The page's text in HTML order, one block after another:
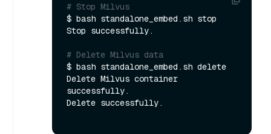
# Stop Milvus
$ bash standalone_embed.sh stop
Stop successfully.
# Delete Milvus data
$ bash standalone_embed.sh delete
Delete Milvus container
successfully.
Delete successfully.